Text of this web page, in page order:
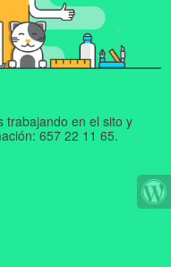
trabajando en el sito y
657 22 11 65.